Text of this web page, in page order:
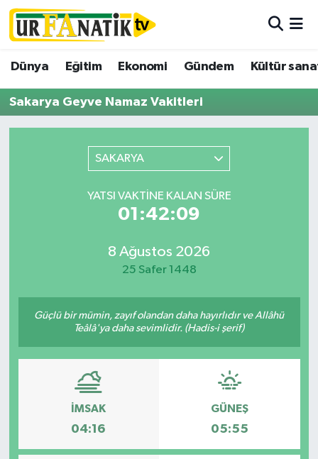
Dünya Eğitim Ekonomi Gündem Kültür
Sakarya Geyve Namaz Vakitleri
SAKARYA
YATSI VAKTINE KALAN SÜRE
01:42:09
8 Ağustos 2026
25 Safer 1448
Güçlü bir mümin, zayıf olandan daha hayırlıdır ve Allâhü
Teâlâ'ya daha sevimlidir. (Hadis-i şerif)
İMSAK
04:16
GÜNEŞ
05:55
Trafik Durumu
Süper Lig Puan Durumu ve Fikstür
Tüm Manşetler
Son Dakika Haberleri